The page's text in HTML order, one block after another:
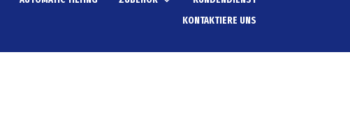
KONTAKTIERE UNS